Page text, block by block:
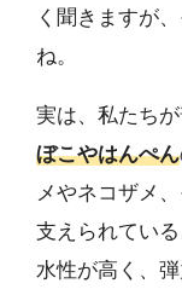
く聞きますが
ね。
実は、私たち
ぼこやはんぺん
メやネコザメ
支えられてい
水性が高く、